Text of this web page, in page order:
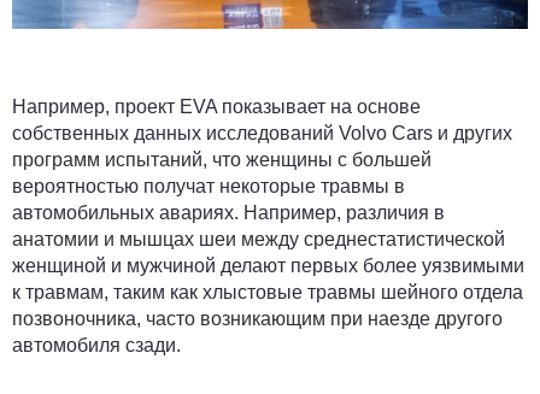
Например, проект EVA показывает на основе
собственных данных исследований Volvo Cars и других
программ испытаний, что женщины с большей
вероятностью получат некоторые травмы в
автомобильных авариях. Например, различия в
анатомии и мышцах шеи между среднестатистической
женщиной и мужчиной делают первых более уязвимыми
к травмам, таким как хлыстовые травмы шейного отдела
позвоночника, часто возникающим при наезде другого
автомобиля сзади.